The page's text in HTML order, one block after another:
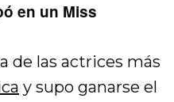
en un Miss
de las actrices más
y supo ganarse el